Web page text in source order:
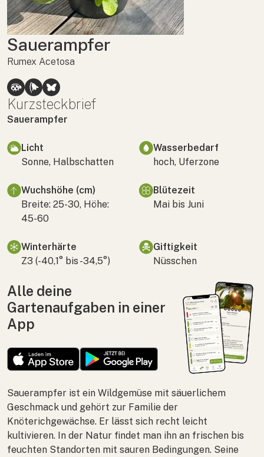
Sauerampfer
Rumex Acetosa
Kurzsteckbrief
Sauerampfer
Licht
Sonne, Halbschatten
Wasserbedarf
hoch, Uferzone
Wuchshöhe (cm)
Breite: 25-30, Höhe:
45-60
Blütezeit
Mai bis Juni
Winterhärte
Z3 (-40,1° bis -34,5°)
Giftigkeit
Nüsschen
Alle deine
Gartenaufgaben in einer
App
Sauerampfer ist ein Wildgemüse mit säuerlichem
Geschmack und gehört zur Familie der
Knöterichgewächse. Er lässt sich recht leicht
kultivieren. In der Natur findet man ihn an frischen bis
feuchten Standorten mit sauren Bedingungen. Seine